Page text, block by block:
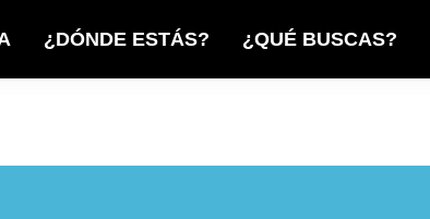
¿DÓNDE ESTÁS? ¿QUÉ BUSCAS?